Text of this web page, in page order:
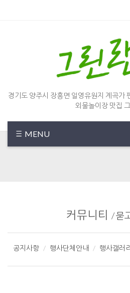
경기도 양주시 장흥면 일영유원지 계곡가
외물놀이장 맛집
MENU
커뮤니티 /묻
공지사항 행사단체안내 행사갤러리